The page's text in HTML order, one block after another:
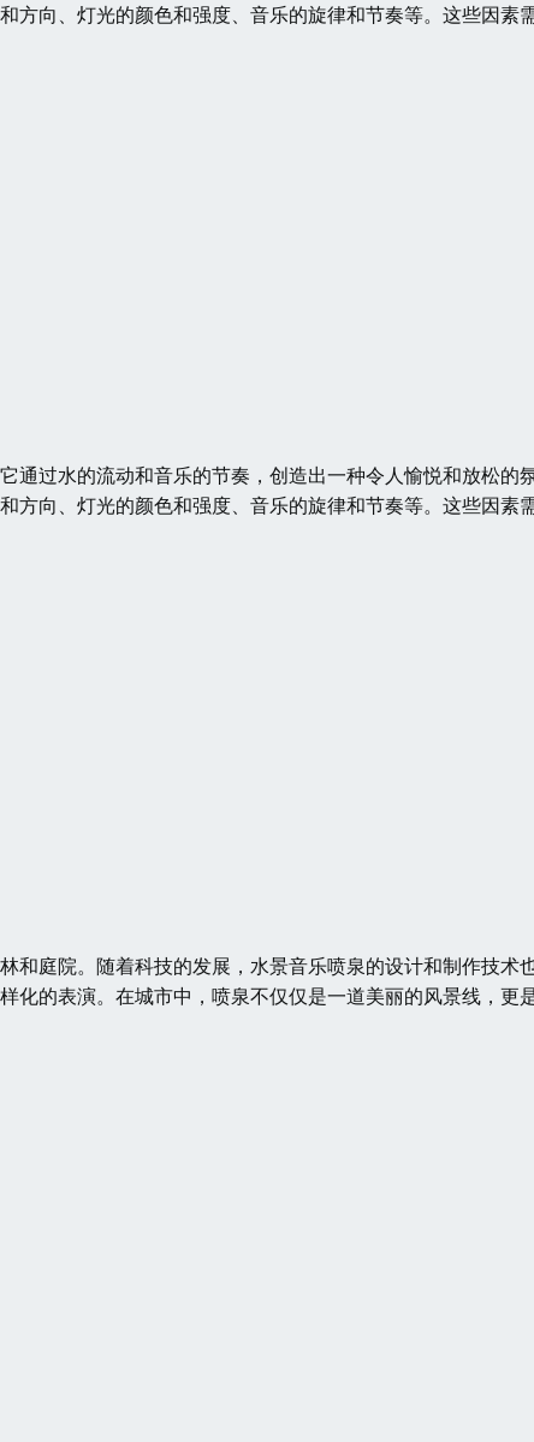
方向、灯光的颜色和强度、音乐的旋律和节奏等。这些因素
通过水的流动和音乐的节奏，创造出一种令人愉悦和放松的
方向、灯光的颜色和强度、音乐的旋律和节奏等。这些因素
和庭院。随着科技的发展，水景音乐喷泉的设计和制作技术
化的表演。在城市中，喷泉不仅仅是一道美丽的风景线，更